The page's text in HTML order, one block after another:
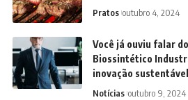
Pratos outubro 4, 2024
Você já ouviu falar
Biossintético
inovação sustentável
Notícias outubro 9, 2024